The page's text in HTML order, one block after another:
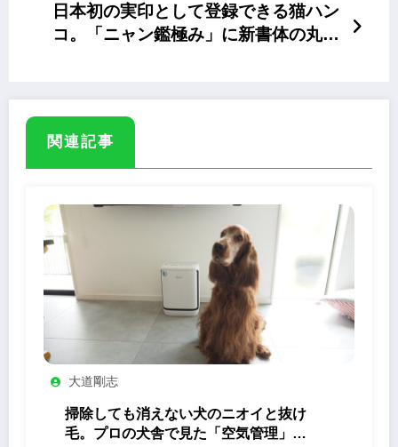
日本初の実印として登録できる猫ハン
コ。「ニャン鑑極み」に新書体の丸ゴ
関連記事
大道剛志
掃除しても消えない犬のニオイと抜け
毛。プロの犬舎で見た「空気管理」の